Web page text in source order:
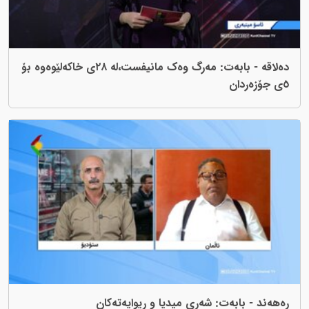
دەلاقە - بابەت: مەرگ وەک مانیفست،لە ٢٨ی خاکەلێوەوە بۆ
شەڕی میدیا و ڕیوایەتەکان